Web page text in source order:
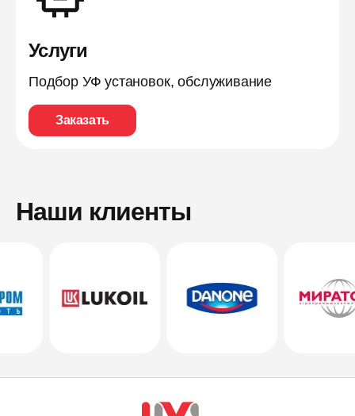
Услуги
Подбор УФ установок, обслуживание
Заказать
Наши клиенты